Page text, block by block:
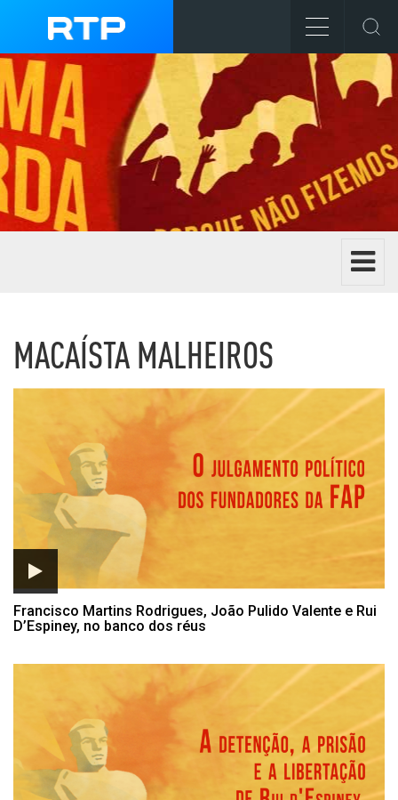
Toggle
MACAÍSTA MALHEIROS
Listagem de Macaísta
Francisco Martins Rodrigues, João Pulido Valente e Rui
D’Espiney, no banco dos réus